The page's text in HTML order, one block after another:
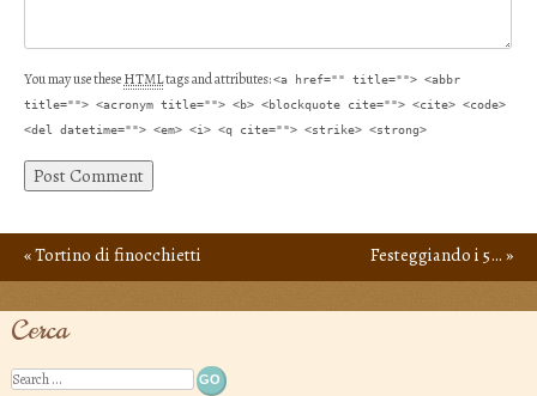
You may use theseHTMLtags and attributes:<a href="" title=""> <abbr
title=""> <acronym title=""> <b> <blockquote cite=""> <cite> <code>
<del datetime=""> <em> <i> <q cite=""> <strike> <strong>
Post navigation
«Tortino di finocchietti Festeggiando i 5… »
Cerca
Search